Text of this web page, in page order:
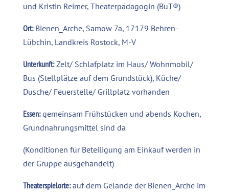
und Kristin Reimer, Theaterpädagogin (BuT®)
Ort:Bienen_Arche, Samow 7a, 17179 Behren-
Lübchin, Landkreis Rostock, M-V
Unterkunft:Zelt/ Schlafplatz im Haus/ Wohnmobil/
Bus (Stellplätze auf dem Grundstück), Küche/
Dusche/ Feuerstelle/ Grillplatz vorhanden
Essen:gemeinsam Frühstücken und abends Kochen,
Grundnahrungsmittel sind da
(Konditionen für Beteiligung am Einkauf werden in
der Gruppe ausgehandelt)
Theaterspielorte:auf dem Gelände der Bienen_Arche im